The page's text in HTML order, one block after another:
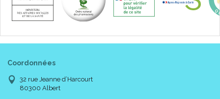
Coordonnées
32 rue Jeanne d’Harcourt
80300 Albert